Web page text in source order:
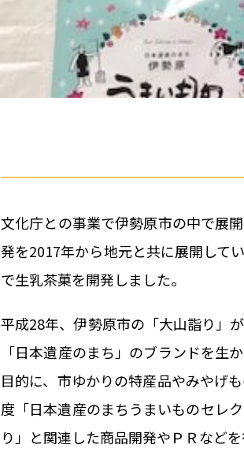
文化庁との事業で伊勢原市の中で展
発を2017年から地元と共に展開して
で生乳茶菓を開発しました。
平成28年、伊勢原市の「大山詣り」
「日本遺産のまち」のブランドを生
目的に、市ゆかりの特産品やみやげ
度「日本遺産のまちうまいものセレ
り」と関連した商品開発やＰＲなどを